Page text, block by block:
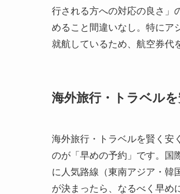
行される方への対応の良さ」
めること間違いなし。特にア
就航しているため、航空券代
海外旅行・トラベル
海外旅行・トラベルを賢く安
のが「早めの予約」です。国
に人気路線（東南アジア・韓
が決まったら、なるべく早め